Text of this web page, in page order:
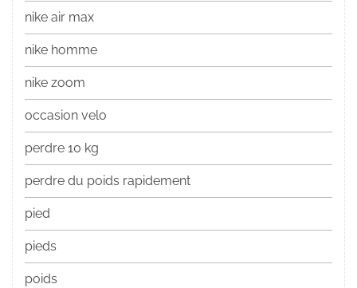
nike air max
nike homme
nike zoom
occasion velo
perdre 10 kg
perdre du poids rapidement
pied
pieds
poids